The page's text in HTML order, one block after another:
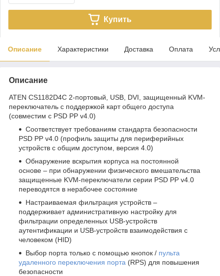
Купить
Описание Характеристики Доставка Оплата
Описание
ATEN CS1182D4C 2-портовый, USB, DVI, защищенный KVM-
переключатель с поддержкой карт общего доступа
(совместим с PSD PP v4.0)
Соответствует требованиям стандарта безопасности
PSD PP v4.0 (профиль защиты для периферийных
устройств с общим доступом, версия 4.0)
Обнаружение вскрытия корпуса на постоянной
основе – при обнаружении физического вмешательства
защищенные KVM-переключатели серии PSD PP v4.0
переводятся в нерабочее состояние
Настраиваемая фильтрация устройств –
поддерживает административную настройку для
фильтрации определенных USB-устройств
аутентификации и USB-устройств взаимодействия с
человеком (HID)
Выбор порта только с помощью кнопок / пульта
удаленного переключения порта (RPS) для повышения
безопасности